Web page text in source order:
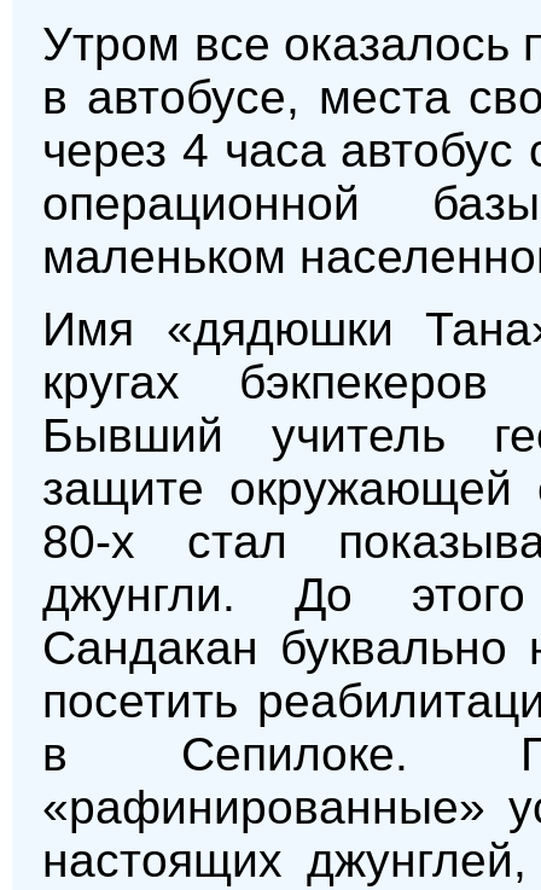
Утром все оказалось
в автобусе, места
через 4 часа
операционной
маленьком
Имя «дядюшки
кругах
Бывший учитель
защите окружающей
80-х стал
джунгли. До
Сандакан буквально
посетить
в Сепилоке.
«рафинированные»
настоящих